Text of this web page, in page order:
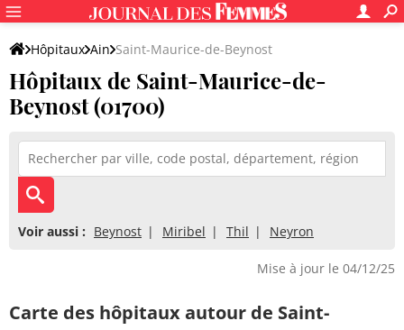
Hôpitaux Ain Saint-Maurice-de-Beynost
Hôpitaux de Saint-Maurice-de-
Beynost (01700)
Voir aussi : Beynost Miribel Thil Neyron
Mise à jour le 04/12/25
Carte des hôpitaux autour de Saint-